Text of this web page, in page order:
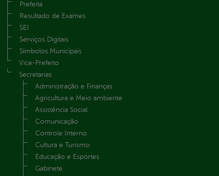
Prefeita
Resultado de Exames
SEI
Serviços Digitais
Símbolos Municipais
Vice-Prefeito
Secretarias
Administração e Finanças
Agricultura e Meio ambiente
Assistência Social
Comunicação
Controle Interno
Cultura e Turismo
Educação e Esportes
Gabinete